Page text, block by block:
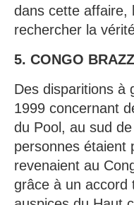
dans cette affaire,
rechercher la
5. CONGO
Des disparitions à
1999 concernant
du Pool, au sud
personnes étaient
revenaient au
grâce à un accord